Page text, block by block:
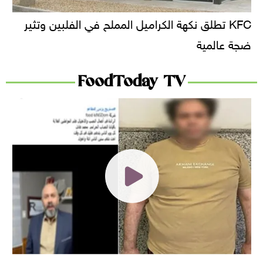
KFC تطلق نكهة الكراميل المملح في الفلبين وتثير
ضجة عالمية
FoodToday TV